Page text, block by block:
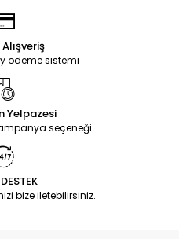
ödeme sistemi
Yelpazesi
seçeneği
bize iletebilirsiniz.